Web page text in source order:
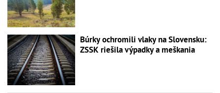
Búrky ochromili vlaky na Slovensku:
ZSSK riešila výpadky a meškania